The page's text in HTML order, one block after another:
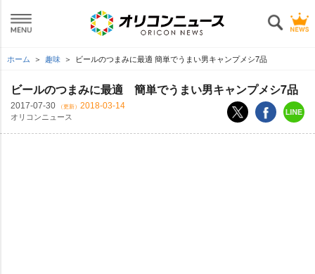
ホーム 趣味 ビールのつまみに最適 簡単でうまい男キャンプメシ7品
ビールのつまみに最適 簡単でうまい男キャンプメシ7品
2017-07-30 （更新） 2018-03-14
オリコンニュース